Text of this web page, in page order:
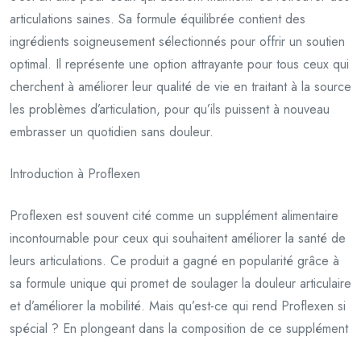
articulations saines. Sa formule équilibrée contient des
ingrédients soigneusement sélectionnés pour offrir un soutien
optimal. Il représente une option attrayante pour tous ceux qui
cherchent à améliorer leur qualité de vie en traitant à la source
les problèmes d’articulation, pour qu’ils puissent à nouveau
embrasser un quotidien sans douleur.
Introduction à Proflexen
Proflexen est souvent cité comme un supplément alimentaire
incontournable pour ceux qui souhaitent améliorer la santé de
leurs articulations. Ce produit a gagné en popularité grâce à
sa formule unique qui promet de soulager la douleur articulaire
et d’améliorer la mobilité. Mais qu’est-ce qui rend Proflexen si
spécial ? En plongeant dans la composition de ce supplément